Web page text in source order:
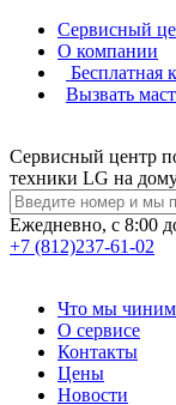
Cервисный
О компании
Бесплатная
Вызвать
Cервисный центр
техники LG на
Ежедневно, с 8:00
+7 (812)237-61-02
Что мы чиним
О сервисе
Контакты
Цены
Новости